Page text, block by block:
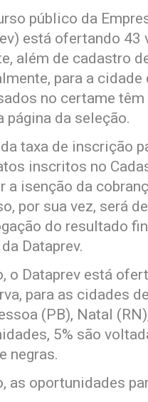
público da
está ofertando 43
além de cadastro
para a
no certame
página da seleção.
taxa de inscrição
inscritos no
a isenção da
por sua vez, será
do resultado
Dataprev.
o Dataprev está
para as cidades
(PB), Natal
5% são
negras.
as oportunidades